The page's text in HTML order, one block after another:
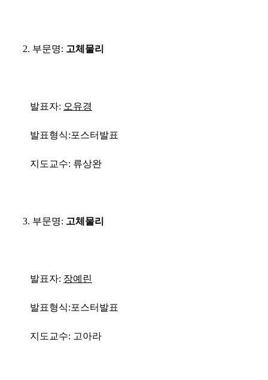
2. 부문명: 고체물리
발표자: 오유경
발표형식:포스터발표
지도교수: 류상완
3. 부문명: 고체물리
발표자: 장예린
발표형식:포스터발표
지도교수: 고아라